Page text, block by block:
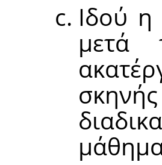
Ιδού η
μετά